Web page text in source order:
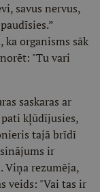
savus nervus,
ka organisms sāk
"Tu vari
saskaras ar
kļūdījusies,
tajā brīdī
ir
Viņa rezumēja,
veids: "Vai tas ir